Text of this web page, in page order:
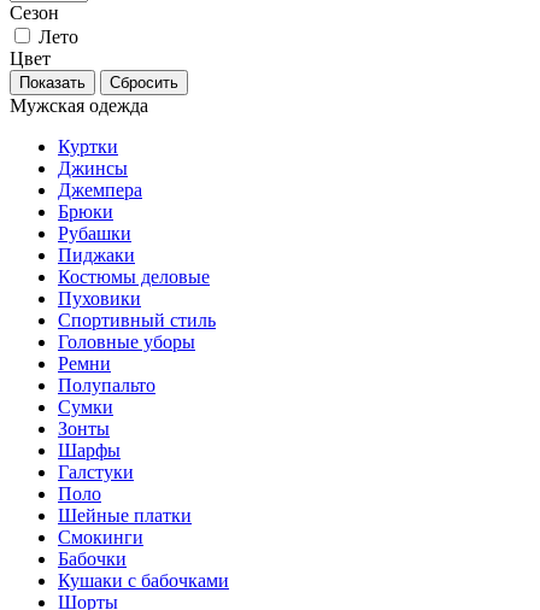
Сезон
Лето
Цвет
Мужская одежда
Куртки
Джинсы
Джемпера
Брюки
Рубашки
Пиджаки
Костюмы деловые
Пуховики
Спортивный стиль
Головные уборы
Ремни
Полупальто
Сумки
Зонты
Шарфы
Галстуки
Поло
Шейные платки
Смокинги
Бабочки
Кушаки с бабочками
Шорты